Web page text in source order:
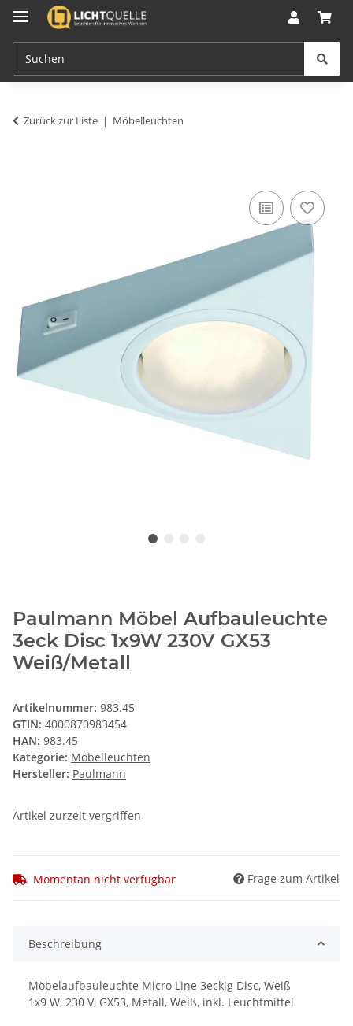
Zurück zur Liste Möbelleuchten
Paulmann Möbel Aufbauleuchte
3eck Disc 1x9W 230V GX53
Weiß/Metall
Artikelnummer: 983.45
GTIN: 4000870983454
HAN: 983.45
Kategorie: Möbelleuchten
Hersteller: Paulmann
Artikel zurzeit vergriffen
Momentan nicht verfügbar Frage zum Artikel
Beschreibung
Möbelaufbauleuchte Micro Line 3eckig Disc, Weiß
1x9 W, 230 V, GX53, Metall, Weiß, inkl. Leuchtmittel